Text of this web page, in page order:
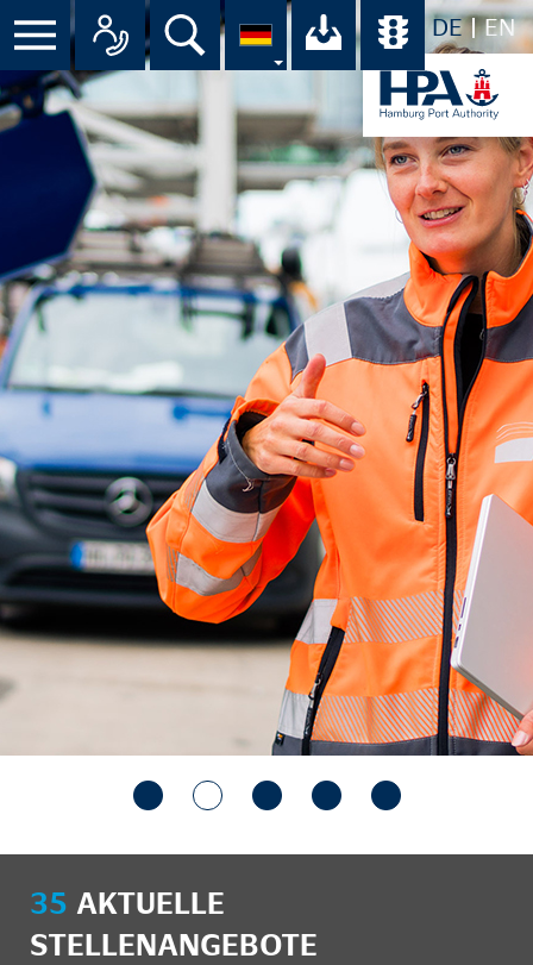
DE EN
Menü Alle Ansprechpartner im
Suche Ihr Download-
35 AKTUELLE
STELLENANGEBOTE